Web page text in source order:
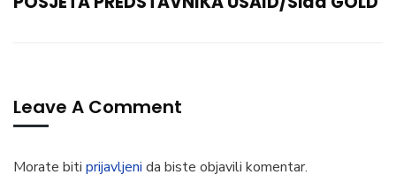
Leave A Comment
Morate biti prijavljeni da biste objavili komentar.